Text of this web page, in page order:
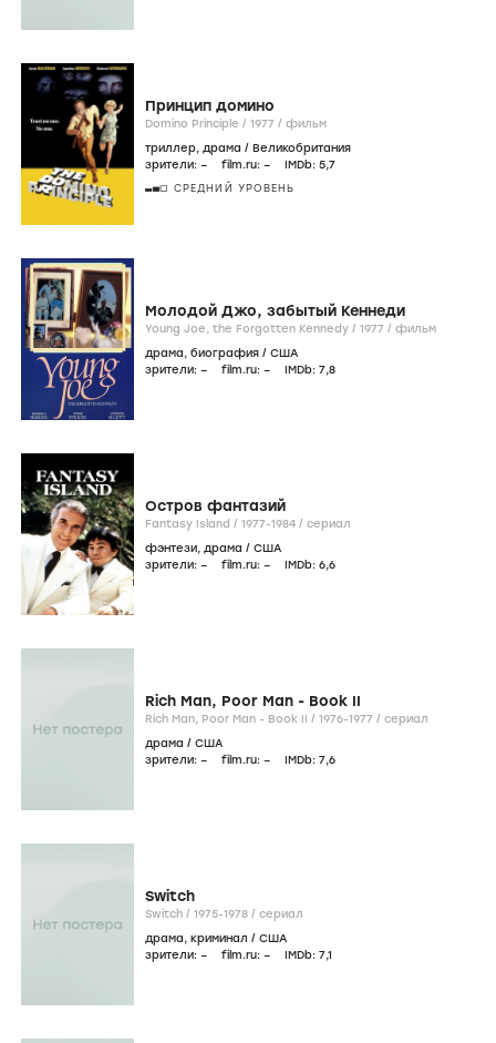
Принцип домино
Domino Principle / 1977 / фильм
триллер, драма / Великобритания
зрители: – film.ru: – IMDb: 5,7
СРЕДНИЙ УРОВЕНЬ
Молодой Джо, забытый Кеннеди
Young Joe, the Forgotten Kennedy / 1977 / фильм
драма, биография / США
зрители: – film.ru: – IMDb: 7,8
Остров фантазий
Fantasy Island / 1977-1984 / сериал
фэнтези, драма / США
зрители: – film.ru: – IMDb: 6,6
Rich Man, Poor Man - Book II
Rich Man, Poor Man - Book II / 1976-1977 / сериал
драма / США
зрители: – film.ru: – IMDb: 7,6
Switch
Switch / 1975-1978 / сериал
драма, криминал / США
зрители: – film.ru: – IMDb: 7,1